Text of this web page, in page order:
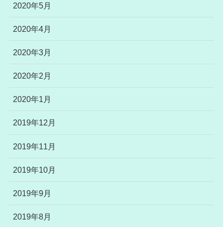
2020年5月
2020年4月
2020年3月
2020年2月
2020年1月
2019年12月
2019年11月
2019年10月
2019年9月
2019年8月